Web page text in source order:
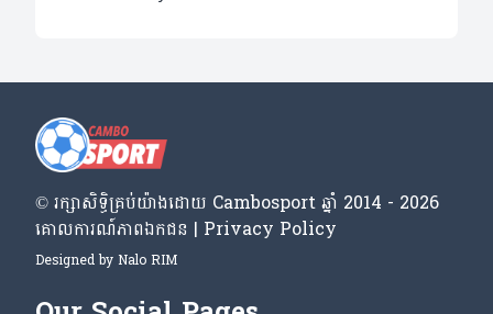
© រក្សា​សិទ្ធិ​គ្រប់​យ៉ាង​ដោយ​ Cambosport ឆ្នាំ 2014 - 2026
គោលការណ៍​ភាព​ឯកជន | Privacy Policy
Designed by Nalo RIM